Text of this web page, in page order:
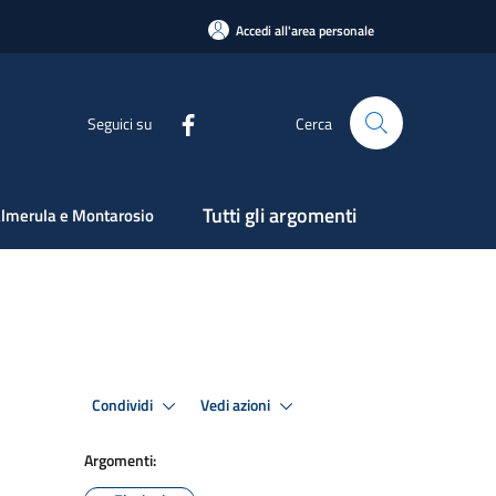
Accedi all'area personale
Seguici su Cerca
e Montarosio Tutti gli argomenti
Condividi Vedi azioni
Argomenti: